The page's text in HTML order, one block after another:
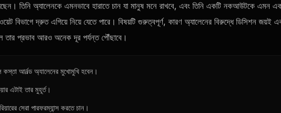
তিনি অ্যালেনকে এমনভাবে হারাতে চান যা মানুষ মনে রাখবে, এবং তিনি একটি নকআউটকে এমন
বিভাগে দ্রুত এগিয়ে নিয়ে যেতে পারে। বিষয়টি গুরুত্বপূর্ণ, কারণ অ্যালেনের বিরুদ্ধে ডিসিশন জয়ই
তার প্রভাব আরও অনেক দূর পর্যন্ত পৌঁছাবে।
আর্নল্ড অ্যালেনের মুখোমুখি হবেন।
এটাই তার মুহূর্ত।
সেরা পারফরম্যান্স করতে চান।